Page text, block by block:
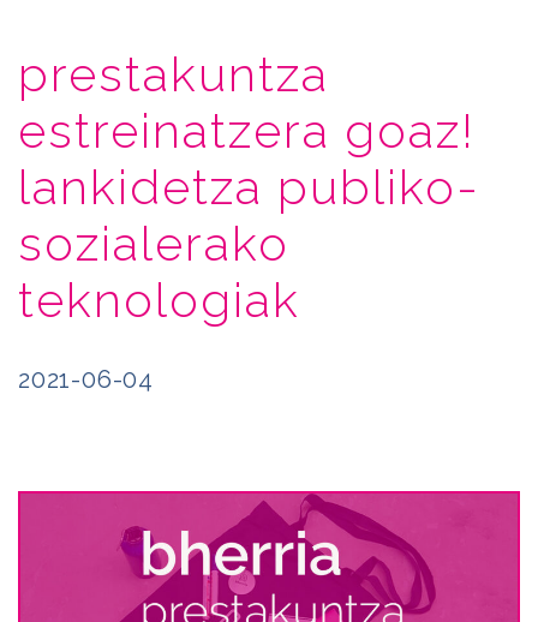
prestakuntza
estreinatzera goaz!
lankidetza publiko-
sozialerako
teknologiak
2021-06-04